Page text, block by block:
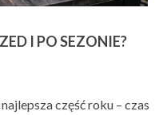
I PO SEZONIE?
część roku – czas